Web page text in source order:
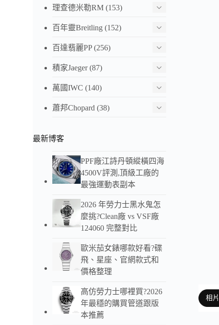
相片
理查德米勒RM (153)
百年靈Breitling (152)
百達翡麗PP(256)
積家Jaeger(87)
萬國IWC (140)
蕭邦Chopard (38)
最新博客
PPF廠江詩丹頓縱橫四海
4500V評測,頂級工廠的
最強運動表副本
2026 年勞力士黑水鬼怎
麼挑?Clean廠 vs VSF廠
124060 完整對比
歐米茄女錶哪款好看?碟
飛、星座、官網款式和
價格整理
高仿勞力士哪裡買?2026
年最穩的購買管道跟版
本推薦